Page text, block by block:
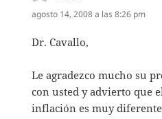
agosto 14, 2008 a las 8:26 pm
Dr. Cavallo,
Le agradezco mucho su
con usted y advierto que
inflación es muy